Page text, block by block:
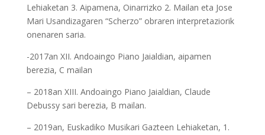
Lehiaketan 3. Aipamena, Oinarrizko 2. Mailan eta Jose
Mari Usandizagaren “Scherzo” obraren interpretaziorik
onenaren saria.
-2017an XII. Andoaingo Piano Jaialdian, aipamen
berezia, C mailan
– 2018an XIII. Andoaingo Piano Jaialdian, Claude
Debussy sari berezia, B mailan.
– 2019an, Euskadiko Musikari Gazteen Lehiaketan, 1.